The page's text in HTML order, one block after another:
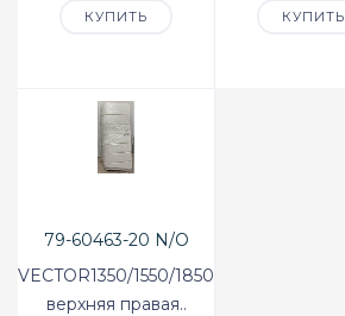
КУПИТЬ КУПИТЬ
79-60463-20 N/O
VECTOR1350/1550/1850
верхняя правая..